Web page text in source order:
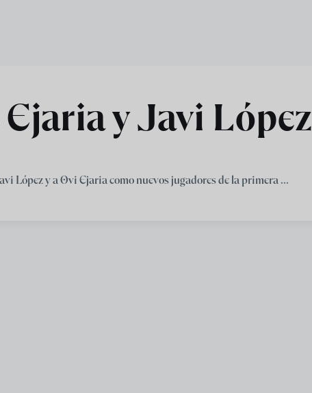
y Javi López
López y a Ovi Ejaria como nuevos jugadores de la primera ...